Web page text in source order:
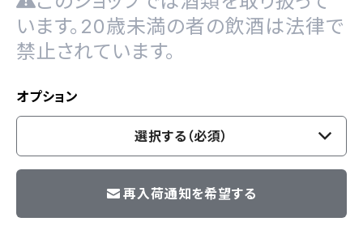
います。20歳未満の者の飲酒は法律で
禁止されています。
オプション
選択する（必須）
再入荷通知を希望する